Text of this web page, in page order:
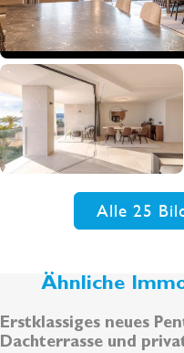
Alle 25
Ähnliche
Erstklassiges neues
Dachterrasse und